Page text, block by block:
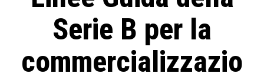
Serie B per la
commercializzazio